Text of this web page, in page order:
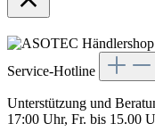
Service-Hotline
Unterstützung und
17:00 Uhr, Fr. bis 15.00